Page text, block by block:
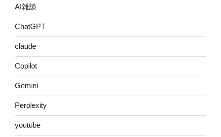
AI雑談
ChatGPT
claude
Copilot
Gemini
Perplexity
youtube